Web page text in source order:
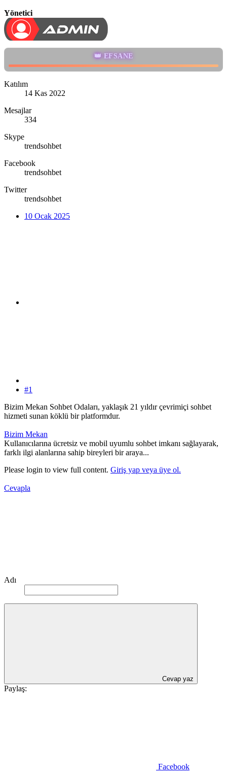
Yönetici
👑 EFSANE
Katılım
14 Kas 2022
Mesajlar
334
Skype
trendsohbet
Facebook
trendsohbet
Twitter
trendsohbet
10 Ocak 2025
#1
Bizim Mekan Sohbet Odaları, yaklaşık 21 yıldır çevrimiçi sohbet
hizmeti sunan köklü bir platformdur.
Bizim Mekan
Kullanıcılarına ücretsiz ve mobil uyumlu sohbet imkanı sağlayarak,
farklı ilgi alanlarına sahip bireyleri bir araya...
Please login to view full content. Giriş yap veya üye ol.
Cevapla
Adı
Cevap yaz
Paylaş:
Facebook